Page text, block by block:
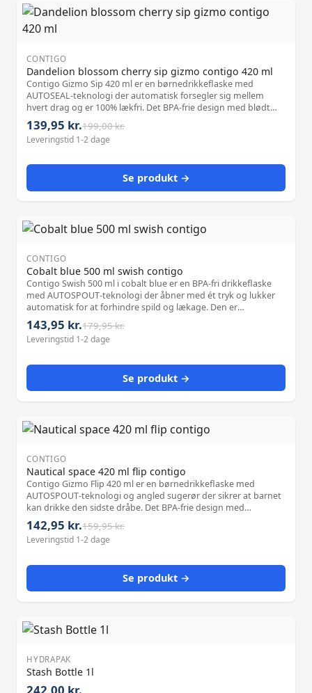
CONTIGO
Dandelion blossom cherry sip gizmo contigo 420 ml
Contigo Gizmo Sip 420 ml er en børnedrikkeflaske med
AUTOSEAL-teknologi der automatisk forsegler sig mellem
hvert drag og er 100% lækfri. Det BPA-frie design med blødt
greb og bærehåndtag gør den nem for børn at holde og
bære. Den kan vaskes i opvaskemaskinen og er velegnet til
skole og fritidsaktiviteter.
139,95 kr.199,00 kr.
Leveringstid 1-2 dage
Se produkt →
CONTIGO
Cobalt blue 500 ml swish contigo
Contigo Swish 500 ml i cobalt blue er en BPA-fri drikkeflaske
med AUTOSPOUT-teknologi der åbner med ét tryk og lukker
automatisk for at forhindre spild og lækage. Den er
modstandsdygtig over for smag og lugt og kan vaskes i
opvaskemaskinen. Velegnet til alle aldersgrupper der er aktive
og på farten.
143,95 kr.179,95 kr.
Leveringstid 1-2 dage
Se produkt →
CONTIGO
Nautical space 420 ml flip contigo
Contigo Gizmo Flip 420 ml er en børnedrikkeflaske med
AUTOSPOUT-teknologi og angled sugerør der sikrer at barnet
kan drikke den sidste dråbe. Det BPA-frie design med
tildækket mundstykke og bærehåndtag er 100% lækfrit og kan
vaskes i opvaskemaskinen. Velegnet til skole, sport og
udflugter.
142,95 kr.159,95 kr.
Leveringstid 1-2 dage
Se produkt →
HYDRAPAK
Stash Bottle 1l